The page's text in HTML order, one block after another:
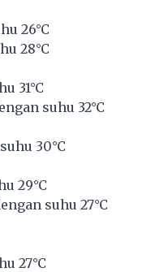
26°C
28°C
31°C
suhu 32°C
30°C
29°C
suhu 27°C
27°C